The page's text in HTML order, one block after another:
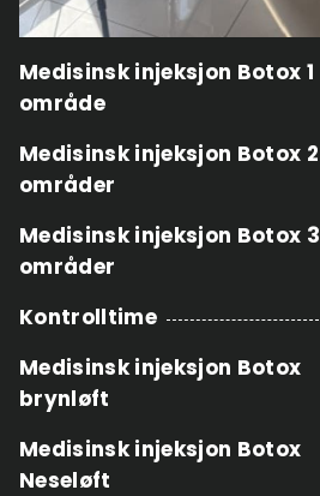
Medisinsk injeksjon Botox 1
område
Medisinsk injeksjon Botox 2
områder
Medisinsk injeksjon Botox 3
områder
Kontrolltime
Medisinsk injeksjon Botox
brynløft
Medisinsk injeksjon Botox
Neseløft